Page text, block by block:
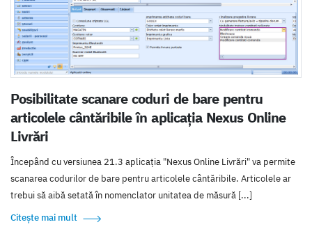
Posibilitate scanare coduri de bare pentru
articolele cântăribile în aplicația Nexus Online
Livrări
Începând cu versiunea 21.3 aplicația "Nexus Online Livrări" va permite
scanarea codurilor de bare pentru articolele cântăribile. Articolele ar
trebui să aibă setată în nomenclator unitatea de măsură [...]
Citește mai mult